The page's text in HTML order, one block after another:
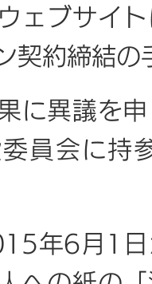
ェブサイ
契約締結
に異議を
員会に持
年6月1